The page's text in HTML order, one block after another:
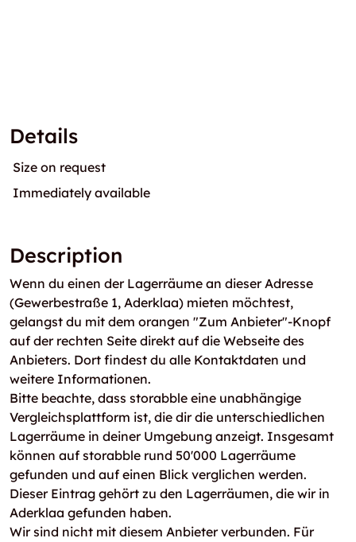
Details
Size on request
Immediately available
Description
Wenn du einen der Lagerräume an dieser Adresse
(Gewerbestraße 1, Aderklaa) mieten möchtest,
gelangst du mit dem orangen "Zum Anbieter"-Knopf
auf der rechten Seite direkt auf die Webseite des
Anbieters. Dort findest du alle Kontaktdaten und
weitere Informationen.
Bitte beachte, dass storabble eine unabhängige
Vergleichsplattform ist, die dir die unterschiedlichen
Lagerräume in deiner Umgebung anzeigt. Insgesamt
können auf storabble rund 50'000 Lagerräume
gefunden und auf einen Blick verglichen werden.
Dieser Eintrag gehört zu den Lagerräumen, die wir in
Aderklaa gefunden haben.
Wir sind nicht mit diesem Anbieter verbunden. Für